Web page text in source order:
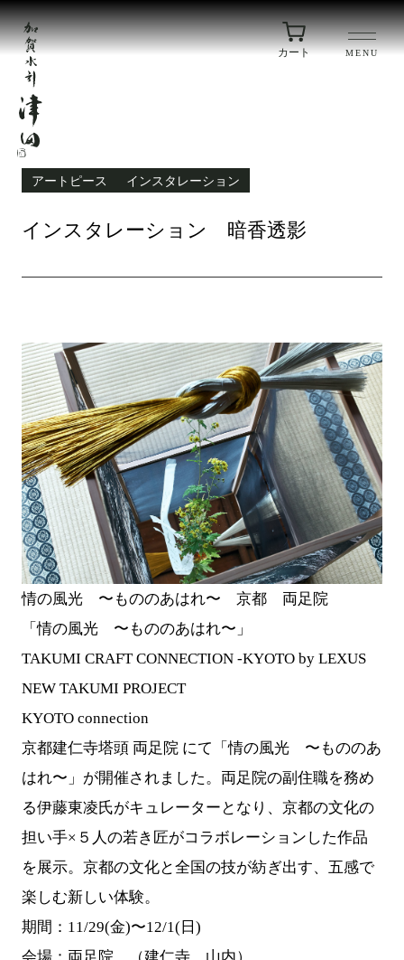
MENU
カート
アートピース インスタレーション
インスタレーション 暗香透影
情の風光 〜もののあはれ〜 京都 両足院
「情の風光 〜もののあはれ〜」
TAKUMI CRAFT CONNECTION -KYOTO by LEXUS
NEW TAKUMI PROJECT
KYOTO connection
京都建仁寺塔頭 両足院 にて「情の風光 〜もののあ
はれ〜」が開催されました。両足院の副住職を務め
る伊藤東凌氏がキュレーターとなり、京都の文化の
担い手×５人の若き匠がコラボレーションした作品
を展示。京都の文化と全国の技が紡ぎ出す、五感で
楽しむ新しい体験。
期間：11/29(金)〜12/1(日)
会場：両足院 （建仁寺 山内）